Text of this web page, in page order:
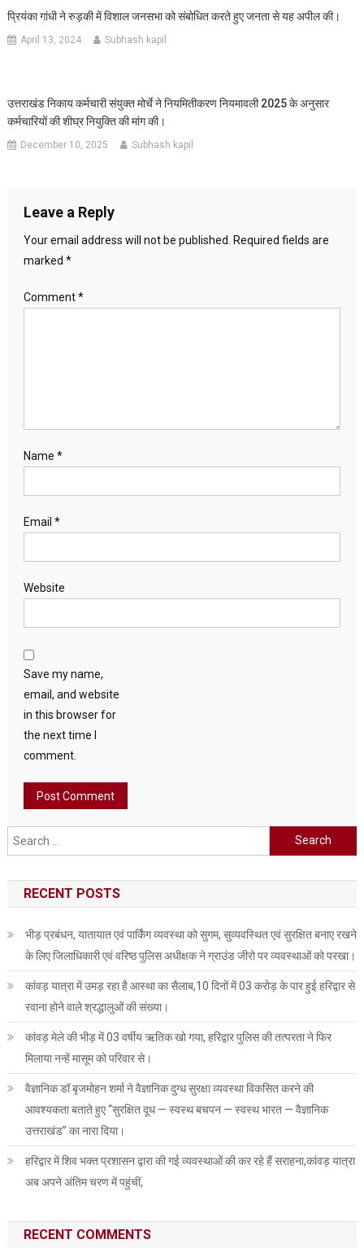
प्रियंका गांधी ने रुड़की में विशाल जनसभा को संबोधित करते हुए जनता से यह अपील की।
April 13, 2024 Subhash kapil
उत्तराखंड निकाय कर्मचारी संयुक्त मोर्चे ने नियमितीकरण नियमावली 2025 के अनुसार
कर्मचारियों की शीघ्र नियुक्ति की मांग की।
December 10, 2025 Subhash kapil
Leave a Reply
Your email address will not be published.
Required fields are
marked *
Comment*
Name *
Email *
Website
Save my name,
email, and website
in this browser for
the next time I
comment.
Search
for:
RECENT POSTS
भीड़ प्रबंधन, यातायात एवं पार्किंग व्यवस्था को सुगम, सुव्यवस्थित एवं सुरक्षित बनाए रखने
के लिए जिलाधिकारी एवं वरिष्ठ पुलिस अधीक्षक ने ग्राउंड जीरो पर व्यवस्थाओं को परखा।
कांवड़ यात्रा में उमड़ रहा है आस्था का सैलाब,10 दिनों में 03 करोड़ के पार हुई हरिद्वार से
रवाना होने वाले श्रद्धालुओं की संख्या।
कांवड़ मेले की भीड़ में 03 वर्षीय ऋतिक खो गया, हरिद्वार पुलिस की तत्परता ने फिर
मिलाया नन्हें मासूम को परिवार से।
वैज्ञानिक डॉ बृजमोहन शर्मा ने वैज्ञानिक दुग्ध सुरक्षा व्यवस्था विकसित करने की
आवश्यकता बताते हुए “सुरक्षित दूध — स्वस्थ बचपन — स्वस्थ भारत — वैज्ञानिक
उत्तराखंड” का नारा दिया।
हरिद्वार में शिव भक्त प्रशासन द्वारा की गई व्यवस्थाओं की कर रहे हैं सराहना,कांवड़ यात्रा
अब अपने अंतिम चरण में पहुंचीं,
RECENT COMMENTS